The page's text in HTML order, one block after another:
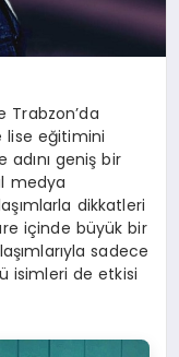
Trabzon’da
lise eğitimini
geniş bir
medya
dikkatleri
içinde büyük bir
sadece
isimleri de etkisi